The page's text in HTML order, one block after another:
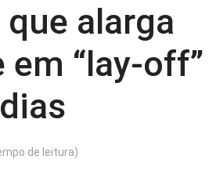
alarga
“lay-off”
de leitura)